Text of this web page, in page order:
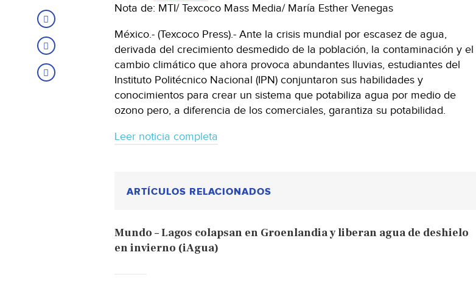
Nota de: MTI/ Texcoco Mass Media/ María Esther Venegas
México.- (Texcoco Press).- Ante la crisis mundial por escasez de agua,
derivada del crecimiento desmedido de la población, la contaminación y el
cambio climático que ahora provoca abundantes lluvias, estudiantes del
Instituto Politécnico Nacional (IPN) conjuntaron sus habilidades y
conocimientos para crear un sistema que potabiliza agua por medio de
ozono pero, a diferencia de los comerciales, garantiza su potabilidad.
Leer noticia completa
ARTÍCULOS RELACIONADOS
Mundo – Lagos colapsan en Groenlandia y liberan agua de deshielo
en invierno (iAgua)